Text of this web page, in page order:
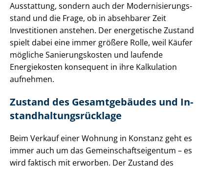
Ausstattung, sondern auch der Mo­der­ni­sie­rungs­
stand und die Frage, ob in absehbarer Zeit
Investitionen anstehen. Der energetische Zustand
spielt dabei eine immer größere Rolle, weil Käufer
mögliche Sa­nie­rungs­kos­ten und laufende
Energiekosten konsequent in ihre Kalkulation
aufnehmen.
Zustand des Gesamtgebäudes und In­
stand­hal­tungs­rück­la­ge
Beim Verkauf einer Wohnung in Konstanz geht es
immer auch um das Ge­mein­schafts­ei­gen­tum – es
wird faktisch mit erworben. Der Zustand des